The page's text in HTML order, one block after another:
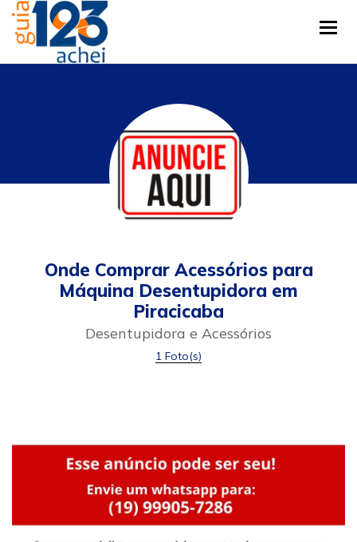
Onde Comprar Acessórios para
Máquina Desentupidora em
Piracicaba
Desentupidora e Acessórios
1 Foto(s)